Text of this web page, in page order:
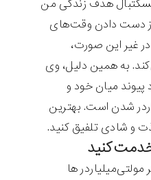
هدف زندگی من
دست دادن وقت‌های
در غیر این صورت،
به همین دلیل، وی
میان خود و
شدن است. بهترین
و شادی تلفیق کنید.
ها